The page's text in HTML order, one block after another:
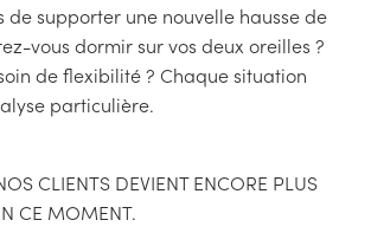
de supporter une nouvelle hausse de
vous dormir sur vos deux oreilles ?
de flexibilité ? Chaque situation
particulière.
CLIENTS DEVIENT ENCORE PLUS
CE MOMENT.